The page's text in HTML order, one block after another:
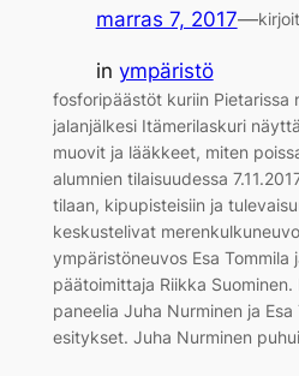
marras 7, 2017—
in ympäristö
fosforipäästöt kuriin Pietarissa
jalanjälkesi Itämerilaskuri
muovit ja lääkkeet, miten
alumnien tilaisuudessa
tilaan, kipupisteisiin ja
keskustelivat
ympäristöneuvos Esa Tommila
päätoimittaja Riikka Suominen.
paneelia Juha Nurminen ja
esitykset. Juha Nurminen